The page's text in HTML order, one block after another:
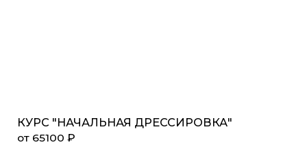
КУРС "НАЧАЛЬНАЯ ДРЕССИРОВКА"
от 65100 ₽